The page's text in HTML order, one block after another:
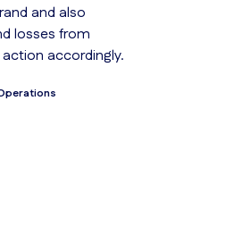
and also
losses from
accordingly.